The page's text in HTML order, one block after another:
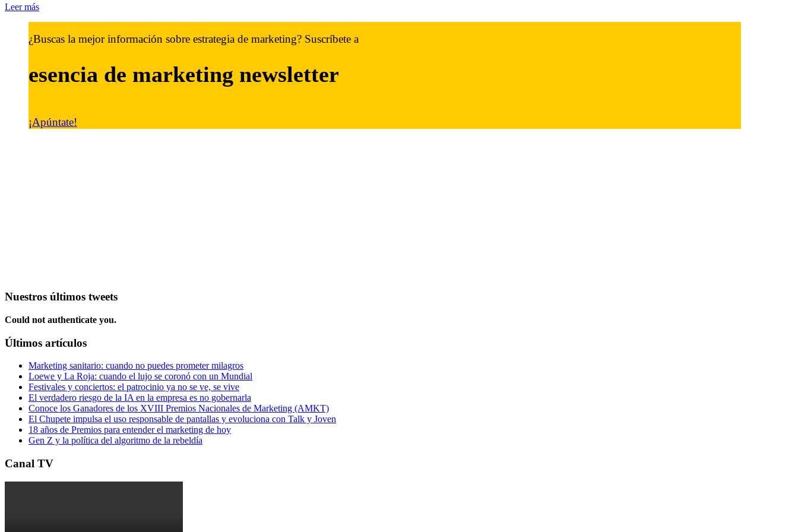
Leer más
¿Buscas la mejor información sobre estrategia de marketing? Suscríbete a
esencia de marketing newsletter
¡Apúntate!
Nuestros últimos tweets
Could not authenticate you.
Últimos artículos
Marketing sanitario: cuando no puedes prometer milagros
Loewe y La Roja: cuando el lujo se coronó con un Mundial
Festivales y conciertos: el patrocinio ya no se ve, se vive
El verdadero riesgo de la IA en la empresa es no gobernarla
Conoce los Ganadores de los XVIII Premios Nacionales de Marketing (AMKT)
El Chupete impulsa el uso responsable de pantallas y evoluciona con Talk y Joven
18 años de Premios para entender el marketing de hoy
Gen Z y la política del algoritmo de la rebeldía
Canal TV